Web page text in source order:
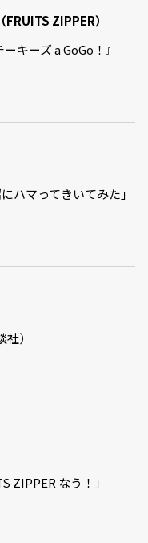
ZIPPER）
キーズ a GoGo！』
ハマってきいてみた」
）
ZIPPER なう！」